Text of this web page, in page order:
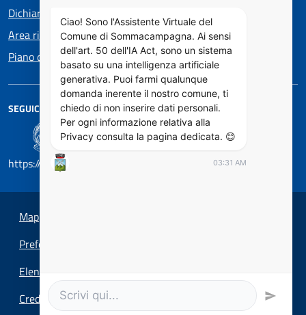
Dichiarazione di accessibilità
Area riservata
Piano di Miglioramento dei servizi
SEGUICI SU
https://designers.italia.it/
Mappa del sito
Preferenze cookie
Elenco Siti Tematici
Credits
Ciao! Sono l'Assistente Virtuale del
Comune di Sommacampagna. Ai sensi
dell'art. 50 dell'IA Act, sono un sistema
basato su una intelligenza artificiale
generativa. Puoi farmi qualunque
domanda inerente il nostro comune, ti
chiedo di non inserire dati personali.
Per ogni informazione relativa alla
Privacy consulta la pagina dedicata. 😊
03:31 AM